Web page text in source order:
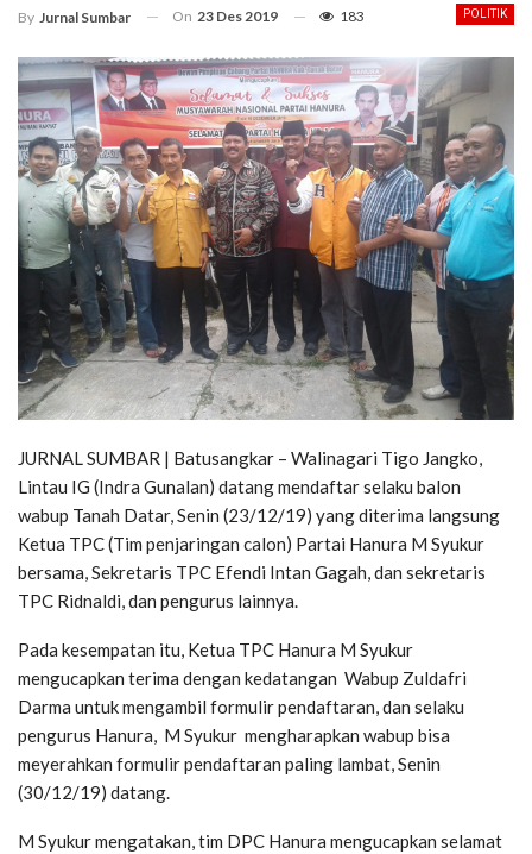
POLITIK
By Jurnal Sumbar On 23 Des 2019 183
JURNAL SUMBAR | Batusangkar – Walinagari Tigo Jangko,
Lintau IG (Indra Gunalan) datang mendaftar selaku balon
wabup Tanah Datar, Senin (23/12/19) yang diterima langsung
Ketua TPC (Tim penjaringan calon) Partai Hanura M Syukur
bersama, Sekretaris TPC Efendi Intan Gagah, dan sekretaris
TPC Ridnaldi, dan pengurus lainnya.
Pada kesempatan itu, Ketua TPC Hanura M Syukur
mengucapkan terima dengan kedatangan Wabup Zuldafri
Darma untuk mengambil formulir pendaftaran, dan selaku
pengurus Hanura, M Syukur mengharapkan wabup bisa
meyerahkan formulir pendaftaran paling lambat, Senin
(30/12/19) datang.
M Syukur mengatakan, tim DPC Hanura mengucapkan selamat